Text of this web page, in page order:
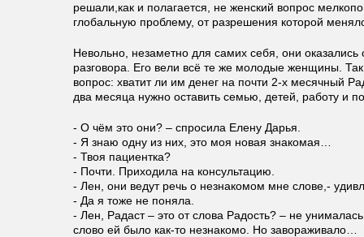
решали,как и полагается, не женский вопрос
глобальную проблему, от разрешения которой
Невольно, незаметно для самих себя, они оказались
разговора. Его вели всё те же молодые женщины.
вопрос: хватит ли им денег на почти 2-х месячный
два месяца нужно оставить семью, детей, работу и
- О чём это они? – спросила Елену Дарья.
- Я знаю одну из них, это моя новая знакомая…
- Твоя пациентка?
- Почти. Приходила на консультацию.
- Лен, они ведут речь о незнакомом мне слове,-
- Да я тоже не поняла.
- Лен, Радаст – это от слова Радость? – не
слово ей было как-то незнакомо. Но завораживало…